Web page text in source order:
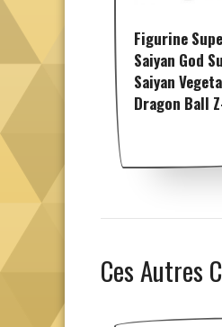
Figurine
Saiyan God
Saiyan
Dragon Ball
Ces Autres